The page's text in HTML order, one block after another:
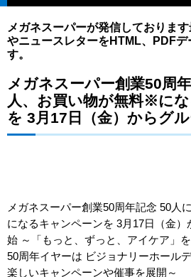
メガネスーパーが発信しておりま
やニュースレターをHTML、PDFデ
す。
メガネスーパー創業50周
人、お買い物が無料※に
を 3月17日（金）からグ
メガネスーパー創業50周年記念 50人
になるキャンペーンを 3月17日（金
始 ～「もっと、ずっと、アイケア」
50周年イヤーは ビジョナリーホール
楽しいキャンペーンや催事を展開～